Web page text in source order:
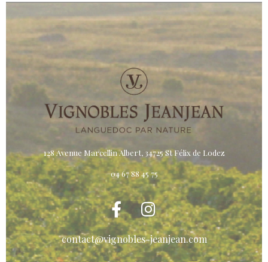
128 Avenue Marcellin Albert, 34725 St Félix de Lodez
04 67 88 45 75
contact@vignobles-jeanjean.com